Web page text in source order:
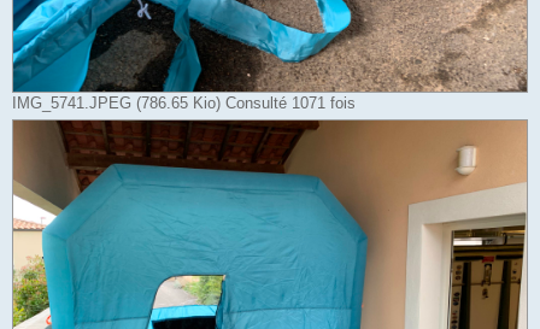
IMG_5741.JPEG (786.65 Kio) Consulté 1071 fois